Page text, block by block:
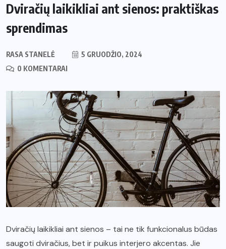
Dviračių laikikliai ant sienos: praktiškas
sprendimas
RASA STANELĖ
5 GRUODŽIO, 2024
0 KOMENTARAI
Dviračių laikikliai ant sienos – tai ne tik funkcionalus būdas
saugoti dviračius, bet ir puikus interjero akcentas. Jie